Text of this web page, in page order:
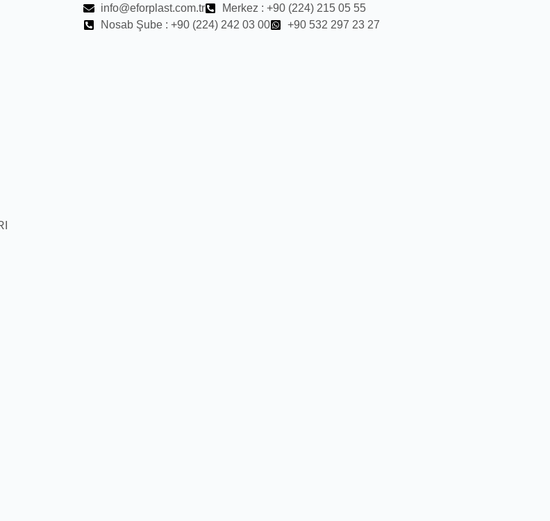
info@eforplast.com.tr
Merkez : +90 (224) 215 05 55
Nosab Şube : +90 (224) 242 03 00
+90 532 297 23 27